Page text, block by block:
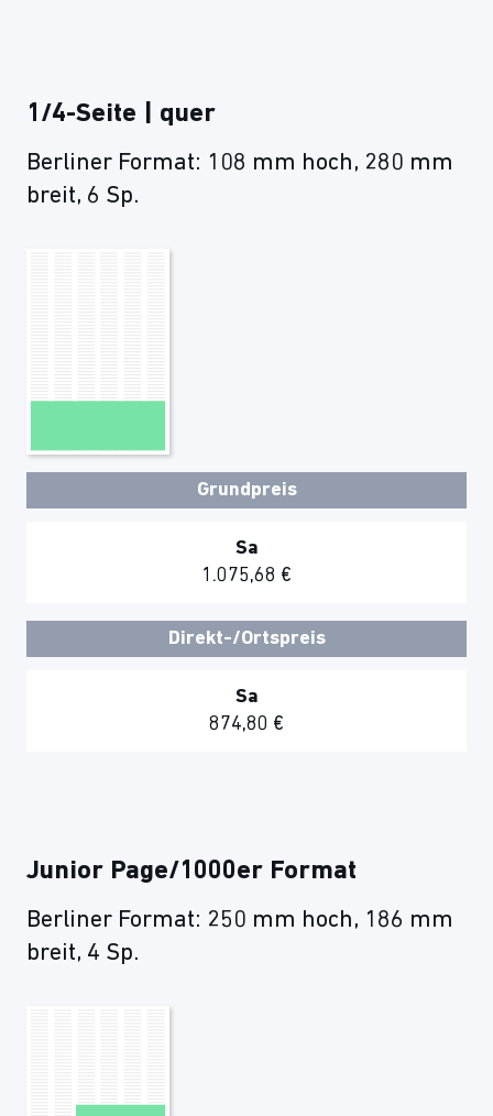
1/4-Seite | quer
Berliner Format: 108 mm hoch, 280 mm
breit, 6 Sp.
Grundpreis
Sa
1.075,68 €
Direkt-/Ortspreis
Sa
874,80 €
Junior Page/1000er Format
Berliner Format: 250 mm hoch, 186 mm
breit, 4 Sp.